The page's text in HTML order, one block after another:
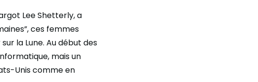
Lee Shetterly, a
ces femmes
la Lune. Au début des
mais un
Unis comme en